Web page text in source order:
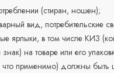
(стиран, ношен);
вид, потребительские
ярлыки, в том числе КИЗ
на товаре или его
что применимо) должны